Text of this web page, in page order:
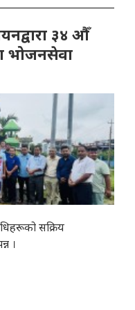
३४ औँ
भोजनसेवा
सक्रिय
।